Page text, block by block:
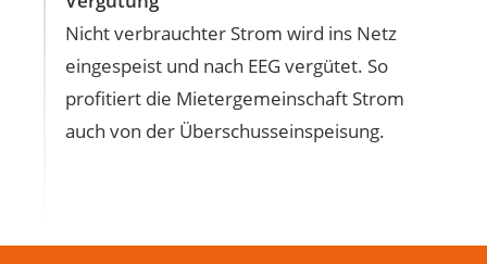
Nicht verbrauchter Strom wird ins Netz
eingespeist und nach EEG vergütet. So
profitiert die Mietergemeinschaft Strom
auch von der Überschusseinspeisung.